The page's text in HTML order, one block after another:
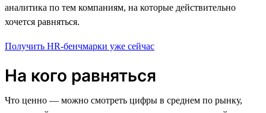
аналитика по тем компаниям, на которые действительно
хочется равняться.
Получить HR-бенчмарки уже сейчас
На кого равняться
Что ценно — можно смотреть цифры в среднем по рынку,